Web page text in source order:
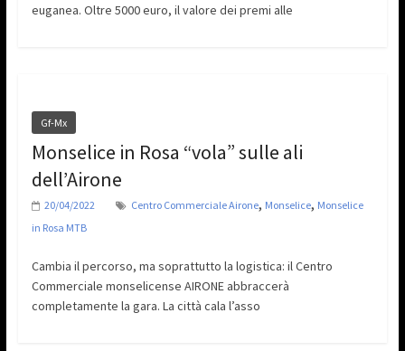
euganea. Oltre 5000 euro, il valore dei premi alle
Gf-Mx
Monselice in Rosa “vola” sulle ali
dell’Airone
20/04/2022 Centro Commerciale Airone, Monselice, Monselice
in Rosa MTB
Cambia il percorso, ma soprattutto la logistica: il Centro
Commerciale monselicense AIRONE abbraccerà
completamente la gara. La città cala l’asso